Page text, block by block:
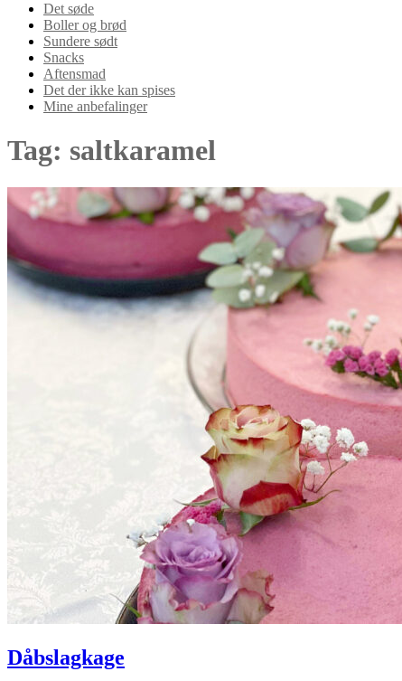
Det søde
Boller og brød
Sundere sødt
Snacks
Aftensmad
Det der ikke kan spises
Mine anbefalinger
Tag: saltkaramel
Dåbslagkage